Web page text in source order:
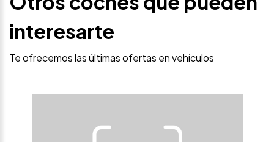
interesarte
Te ofrecemos las últimas ofertas en vehículos